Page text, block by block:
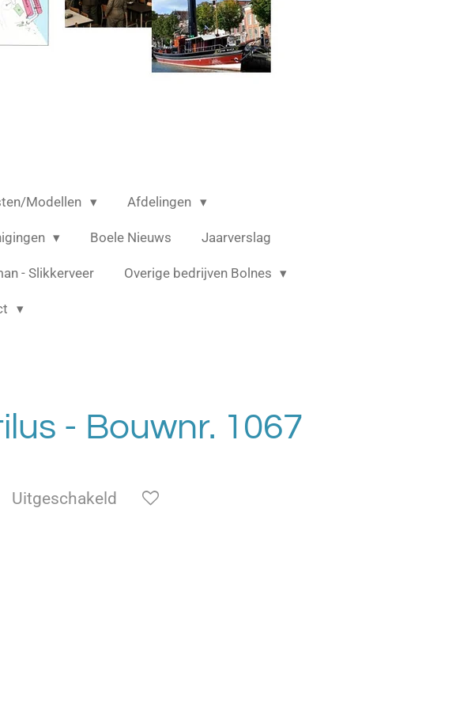
Modellen Afdelingen
Boele Nieuws Jaarverslag
- Slikkerveer Overige bedrijven Bolnes
- Bouwnr. 1067
Uitgeschakeld